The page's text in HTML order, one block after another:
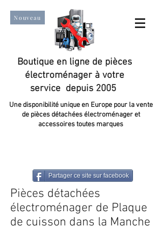
Nouveau
Boutique en ligne de pièces
électroménager à votre
service depuis 2005
Une disponibilité unique en Europe pour la vente
de pièces détachées électroménager et
accessoires toutes marques
Partager ce site sur facebook
Pièces détachées
électroménager de Plaque
de cuisson dans la Manche